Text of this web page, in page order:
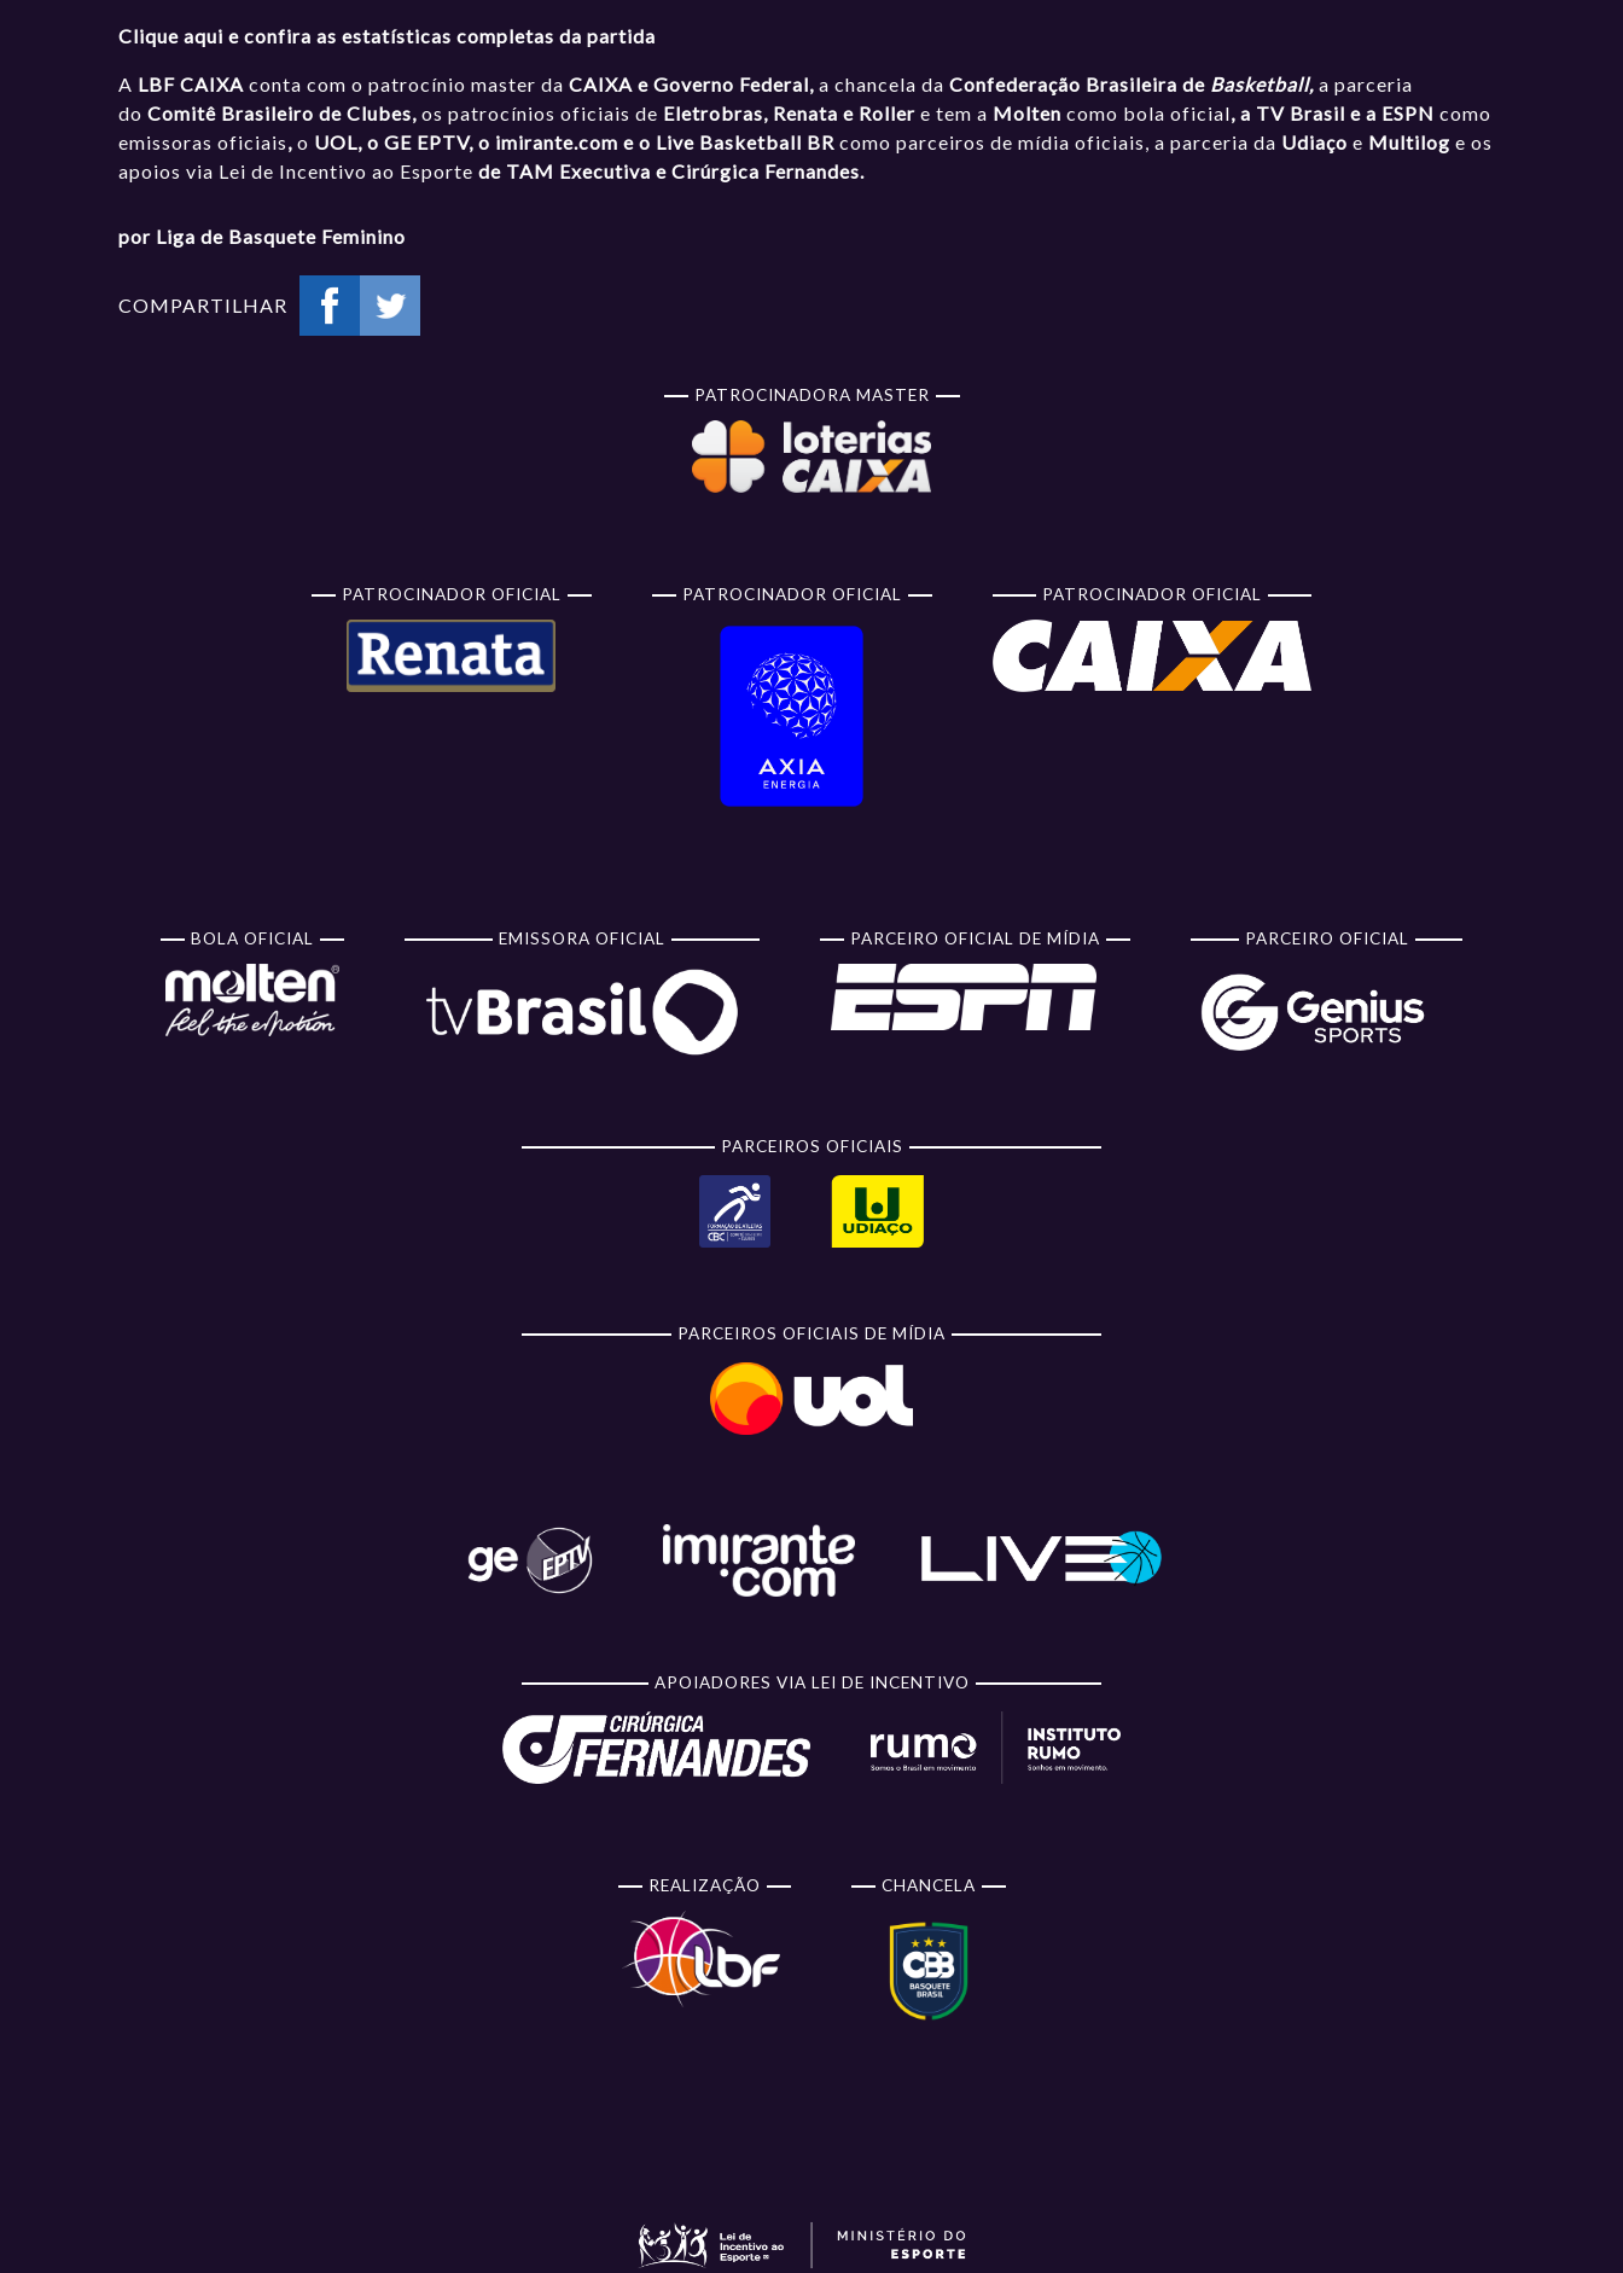
Clique aqui e confira as estatísticas completas da partida
A LBF CAIXA conta com o patrocínio master daCAIXA e Governo Federal,a chancela daConfederação Brasileira de Basketball, a parceria
doComitê Brasileiro de Clubes,os patrocínios oficiais de Eletrobras, Renata e Rollere tem a Moltencomo bola oficial, a TV Brasil e a ESPNcomo
emissoras oficiais,o UOL, o GE EPTV, o imirante.com e o Live Basketball BR como parceiros de mídia oficiais, a parceria da Udiaçoe Multilog e os
apoios via Lei de Incentivo ao Esporte de TAM Executiva e Cirúrgica Fernandes.
por Liga de Basquete Feminino
COMPARTILHAR
PATROCINADORA MASTER
PATROCINADOR OFICIAL PATROCINADOR OFICIAL PATROCINADOR OFICIAL
BOLA OFICIAL EMISSORA OFICIAL PARCEIRO OFICIAL DE MÍDIA PARCEIRO OFICIAL
PARCEIROS OFICIAIS
PARCEIROS OFICIAIS DE MÍDIA
APOIADORES VIA LEI DE INCENTIVO
REALIZAÇÃO CHANCELA